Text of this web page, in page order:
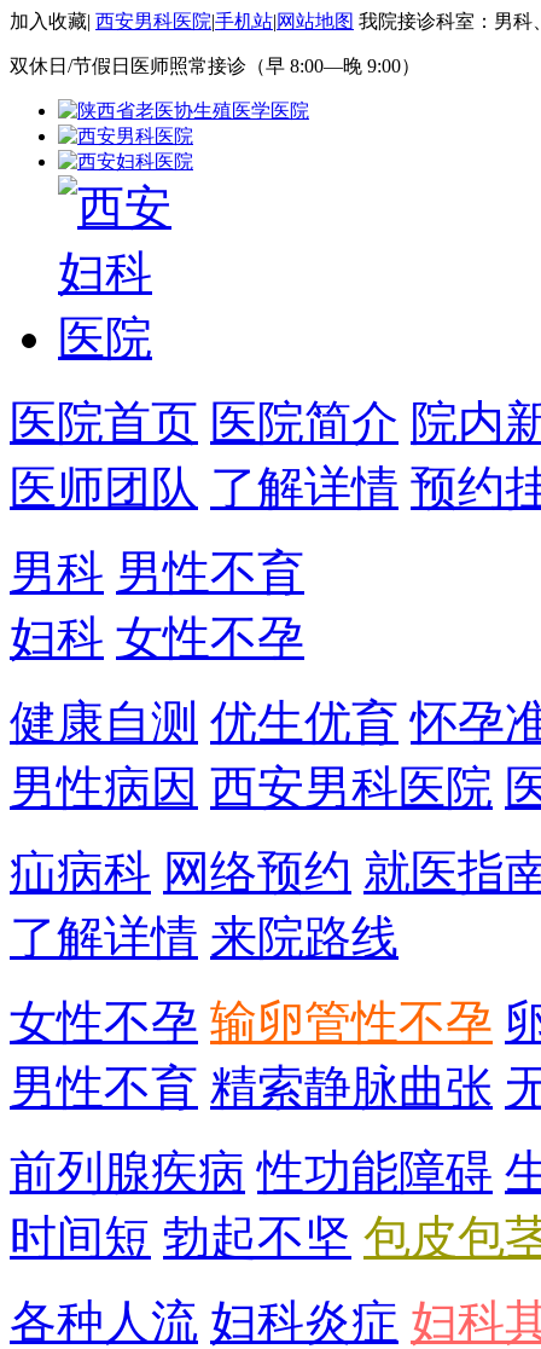
加入收藏| 西安男科医院|手机站|网站地图 我院接诊科室：男科
双休日/节假日医师照常接诊（早 8:00—晚 9:00）
医院首页 医院简介 院内
医师团队 了解详情 预约
男科 男性不育
妇科 女性不孕
健康自测 优生优育 怀孕
男性病因 西安男科医院
疝病科 网络预约 就医指
了解详情 来院路线
女性不孕 输卵管性不孕
男性不育 精索静脉曲张
前列腺疾病 性功能障碍
时间短 勃起不坚 包皮包
各种人流 妇科炎症 妇科